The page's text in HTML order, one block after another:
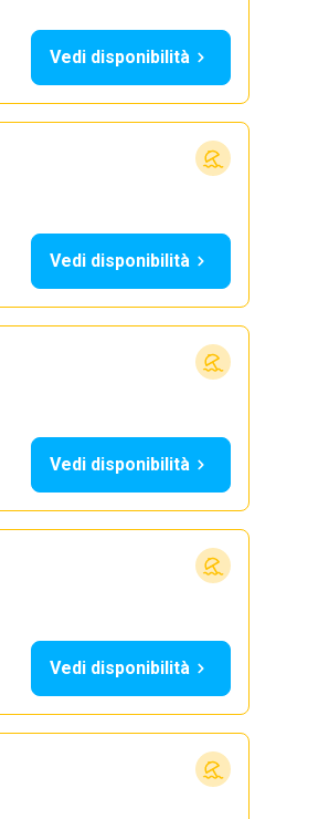
Vedi disponibilità
Vedi disponibilità
Vedi disponibilità
Vedi disponibilità